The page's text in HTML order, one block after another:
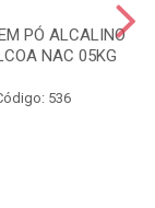
PÓ ALCALINO
NAC 05KG
536